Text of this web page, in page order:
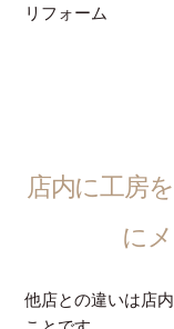
リフォーム
店内に工房
に
他店との違いは店